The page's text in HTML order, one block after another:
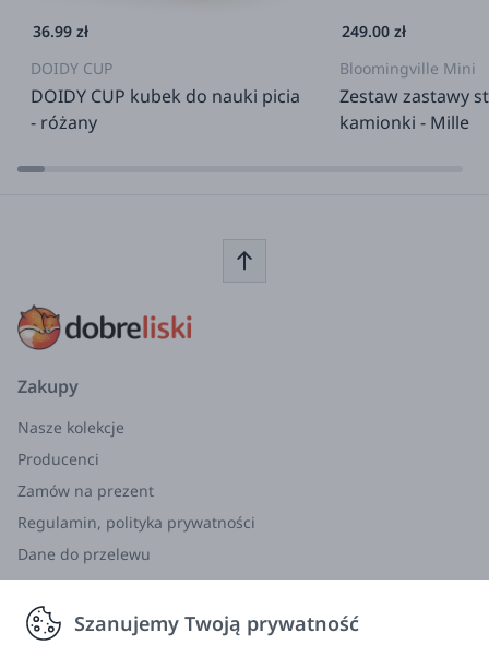
są ciągłym testom na zawartość bisfenolu A (BPA) i
innych substancji chemicznych.
Skład: polipropylen (PP)
36.99 zł
DOIDY CUP
DOIDY CUP kubek do nauki picia
- różany
249.00 zł
Bloomingville Mini
Zestaw zastawy
kamionki - Mille
Zakupy
Nasze kolekcje
Producenci
Zamów na prezent
Regulamin, polityka prywatności
Dane do przelewu
Zwroty, wymiana, reklamacja
InformacjeSzanujemy Twoją prywatność